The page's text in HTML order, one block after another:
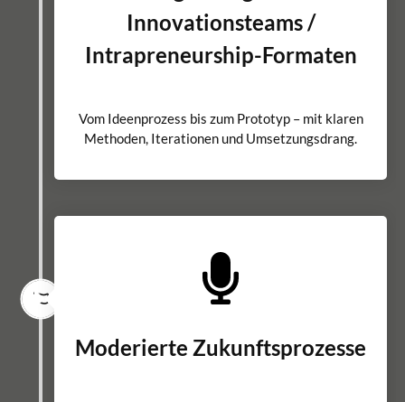
Innovationsteams /
Intrapreneurship-Formaten
Vom Ideenprozess bis zum Prototyp – mit klaren
Methoden, Iterationen und Umsetzungsdrang.
Moderierte Zukunftsprozesse